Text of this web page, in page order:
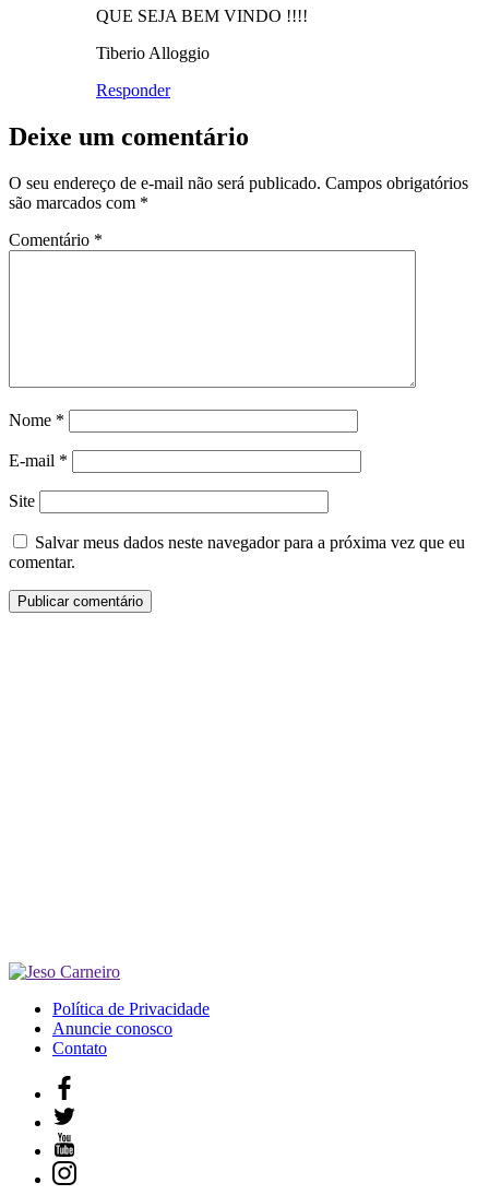
QUE SEJA BEM VINDO !!!!
Tiberio Alloggio
Responder
Deixe um comentário
O seu endereço de e-mail não será publicado. Campos obrigatórios
são marcados com *
Comentário *
Nome *
E-mail *
Site
Salvar meus dados neste navegador para a próxima vez que eu
comentar.
Política de Privacidade
Anuncie conosco
Contato